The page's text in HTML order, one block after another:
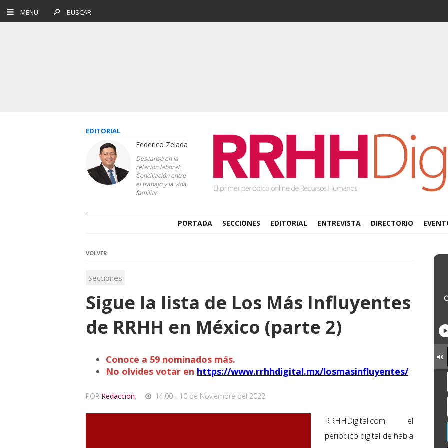
MENU BUSCAR
EDITORIAL
Federico Zelada
Descanso en la
relación laboral:
Conciliación entre
el trabajo y la vida
familiar
PORTADA SECCIONES EDITORIAL ENTREVISTA DIRECTORIO
VOLVER
Secciones
Sigue la lista de Los Más Influyentes
de RRHH en México (parte 2)
Conoce a 59 nominados más.
No olvides votar en https://www.rrhhdigital.mx/losmasinfluyentes/
POR Redaccion, 14:00 - 10 de Noviembre del 2022
RRHHDigital.com, el
periódico digital de habla